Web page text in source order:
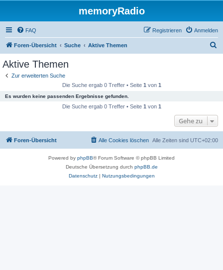
memoryRadio
FAQ Anmelden
Registrieren
Foren-Übersicht Suche Aktive Themen
Aktive Themen
Zur erweiterten Suche
Die Suche ergab 0 Treffer • Seite 1 von 1
Es wurden keine passenden Ergebnisse gefunden.
Die Suche ergab 0 Treffer • Seite 1 von 1
Gehe zu
Foren-Übersicht Alle Zeiten sind UTC+02:00
Alle Cookies löschen
Powered by phpBB® Forum Software © phpBB Limited
Deutsche Übersetzung durch phpBB.de
Datenschutz| Nutzungsbedingungen